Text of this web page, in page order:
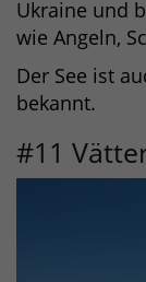
Ukraine und
wie Angeln,
Der See ist
bekannt.
#11